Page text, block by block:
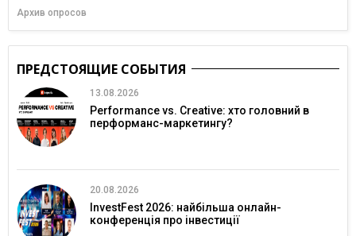
Архив опросов
ПРЕДСТОЯЩИЕ СОБЫТИЯ
13.08.2026
Performance vs. Creative: хто головний в
перформанс-маркетингу?
20.08.2026
InvestFest 2026: найбільша онлайн-
конференція про інвестиції